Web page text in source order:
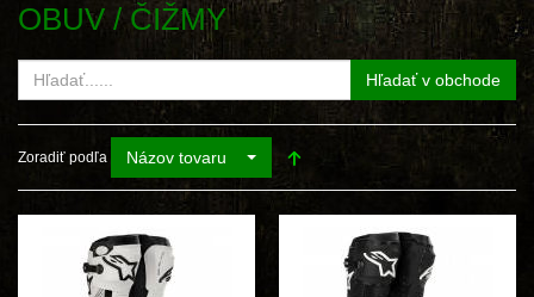
OBUV / ČIŽMY
Hľadať v obchode
Zoradiť podľa Názov tovaru